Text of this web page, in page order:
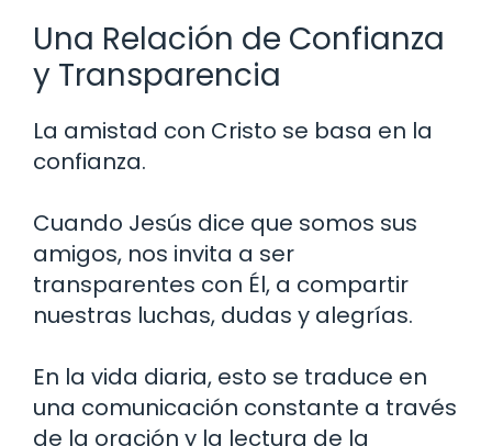
Una Relación de Confianza
y Transparencia
La amistad con Cristo se basa en la
confianza.
Cuando Jesús dice que somos sus
amigos, nos invita a ser
transparentes con Él, a compartir
nuestras luchas, dudas y alegrías.
En la vida diaria, esto se traduce en
una comunicación constante a través
de la oración y la lectura de la